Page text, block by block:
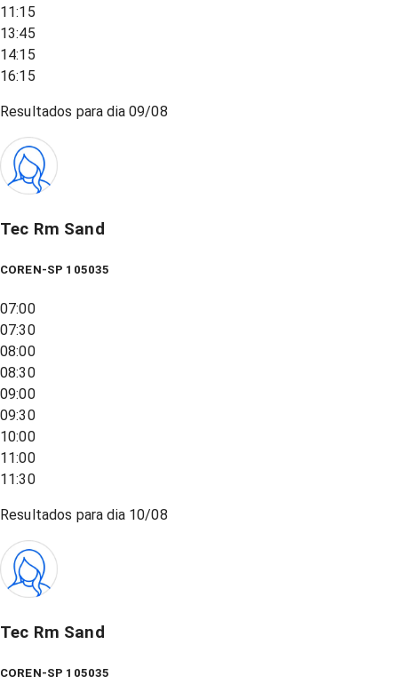
11:15
13:45
14:15
16:15
Resultados para dia09/08
Tec Rm Sand
COREN-SP 105035
07:00
07:30
08:00
08:30
09:00
09:30
10:00
11:00
11:30
Resultados para dia 10/08
Tec Rm Sand
COREN-SP 105035